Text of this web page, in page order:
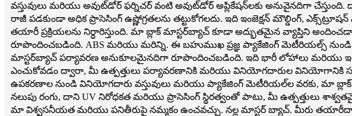
వస్తువులు మరియు అవుట్‌డోర్ ఫర్నిచర్ వంటి అవుట్‌డోర్ అప్లికేషన్‌లకు అనువైనదిగా
రాజీ పడకుండా అధిక ప్రాసెసింగ్ ఉష్ణోగ్రతలను తట్టుకోగలదు. ఇది ఇంజెక్షన్ మౌల్డింగ్,
తయారీ ప్రక్రియలను నిర్ధారిస్తుంది. మా బ్లాక్ మాస్టర్‌బ్యాచ్ కూడా అద్భుతమైన వ్యాప్తిని
రూపొందించబడింది. ABS మరియు మరిన్ని. ఈ బహుముఖ ప్రజ్ఞ ప్యాకేజింగ్ మెటీరియల్స్ నుండి
మాస్టర్‌బ్యాచ్ పర్యావరణ అనుకూలమైనదిగా రూపొందించబడింది. ఇది భారీ లోహాలు మరియు
ఎంచుకోవడం ద్వారా, మీ ఉత్పత్తులు పర్యావరణానికి మరియు వినియోగదారుల వినియోగానికి
ఉపకరణాల నుండి వినియోగదారు వస్తువులు మరియు ప్యాకేజింగ్ మెటీరియల్‌ల వరకు, మా
నలుపు రంగు, దాని UV నిరోధకత మరియు ప్రాసెసింగ్ స్థిరత్వంతో పాటు, మీ ఉత్పత్తులు
మా విశ్వసనీయత మరియు పనితీరుపై నమ్మకం ఉంచవచ్చు. నల్ల మాస్టర్ బ్యాచ్. మీరు